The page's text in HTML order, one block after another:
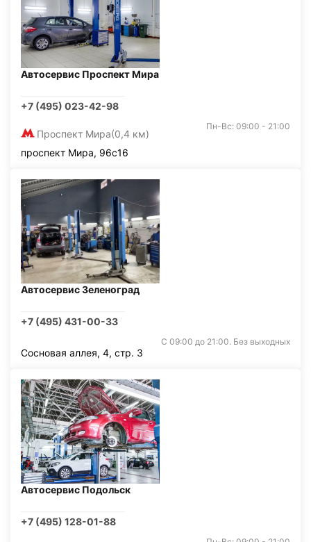
Автосервис Проспект Мира
+7 (495) 023-42-98
Проспект Мира(0,4 км)
Пн-Вс: 09:00 - 21:00
проспект Мира, 96с16
Автосервис Зеленоград
+7 (495) 431-00-33
С 09:00 до 21:00. Без выходных
Сосновая аллея, 4, стр. 3
Автосервис Подольск
+7 (495) 128-01-88